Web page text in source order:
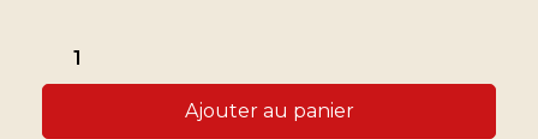
Ajouter au panier